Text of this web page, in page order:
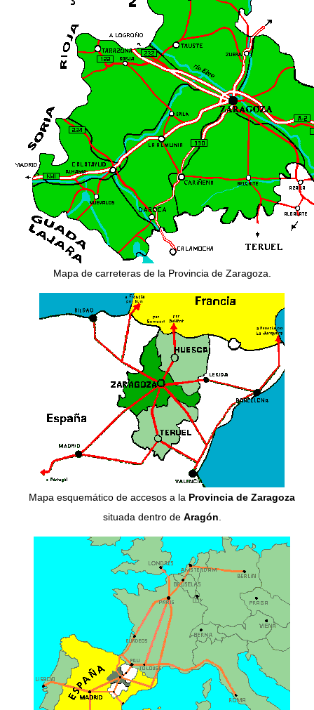
Mapa de carreteras de la Provincia de Zaragoza.
Mapa esquemático de accesos a la Provincia de Zaragoza
situada dentro de Aragón